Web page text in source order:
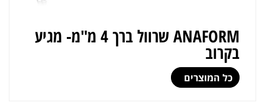
ANAFORM שרוול ברך 4 מ"מ- מגיע
בקרוב
כל המוצרים